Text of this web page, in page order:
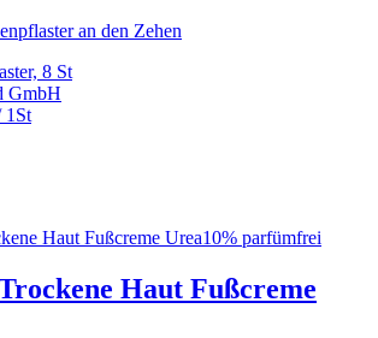
8 St
GmbH
1St
Haut Fußcreme